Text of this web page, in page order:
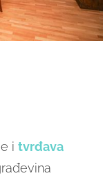
i tvrđava